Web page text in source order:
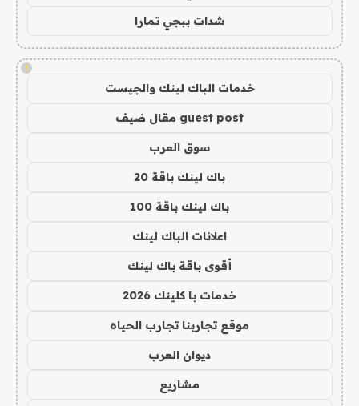
شدات ببجي تمارا
!
خدمات الباك لينك والجيست
guest post مقال ضيف
سوق العرب
باك لينك باقة 20
باك لينك باقة 100
اعلانات الباك لينك
أقوى باقة باك لينك
خدمات با كلينك 2026
موقع تجاربنا تجارب الحياه
ديوان العرب
مشاريع